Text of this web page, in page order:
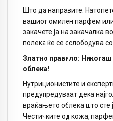
Што да направите:
вашиот омилен парфем
закачете ја на закачалка
полека ќе се ослободува
Златно правило: Никогаш
облека!
Нутриционистите и
предупредуваат дека
враќањето облека што сте
Честичките од кожа,